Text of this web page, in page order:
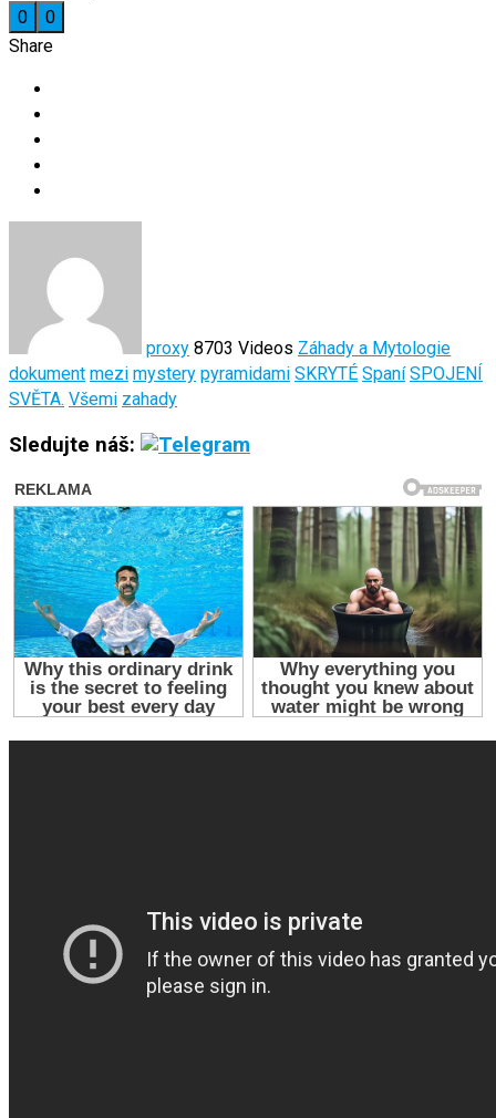
0
0
Share
proxy 8703 Videos Záhady a Mytologie
dokument mezi mystery pyramidami SKRYTÉ Spaní SPOJENÍ
SVĚTA. Všemi zahady
Sledujte náš: